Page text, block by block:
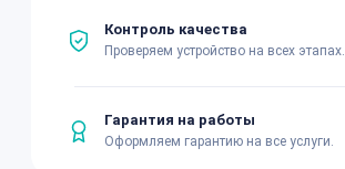
Контроль качества
Проверяем устройство на всех этапах.
Гарантия на работы
Оформляем гарантию на все услуги.